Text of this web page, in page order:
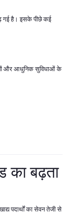
गई है। इसके पीछे कई
और आधुनिक सुविधाओं के
बढ़ता
पदार्थों का सेवन तेजी से